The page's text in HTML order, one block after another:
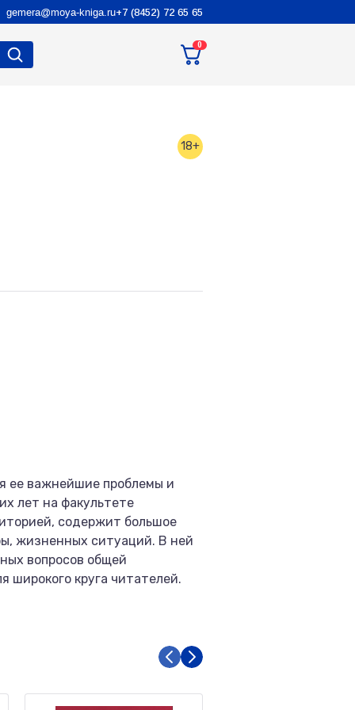
gemera@moya-kniga.ru+7 (8452) 72 65 65
0
18+
ее важнейшие проблемы и
лет на факультете
содержит большое
жизненных ситуаций. В ней
вопросов общей
широкого круга читателей.